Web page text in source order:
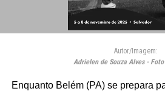
Autor/Imagem:
Adrielen de Souza Alves -
Enquanto Belém (PA) se prepara